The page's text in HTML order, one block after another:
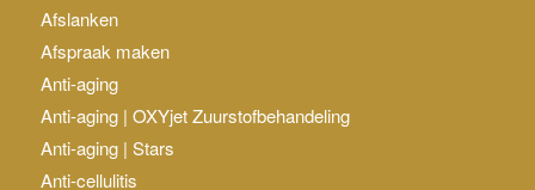
Afslanken
Afspraak maken
Anti-aging
Anti-aging | OXYjet Zuurstofbehandeling
Anti-aging | Stars
Anti-cellulitis